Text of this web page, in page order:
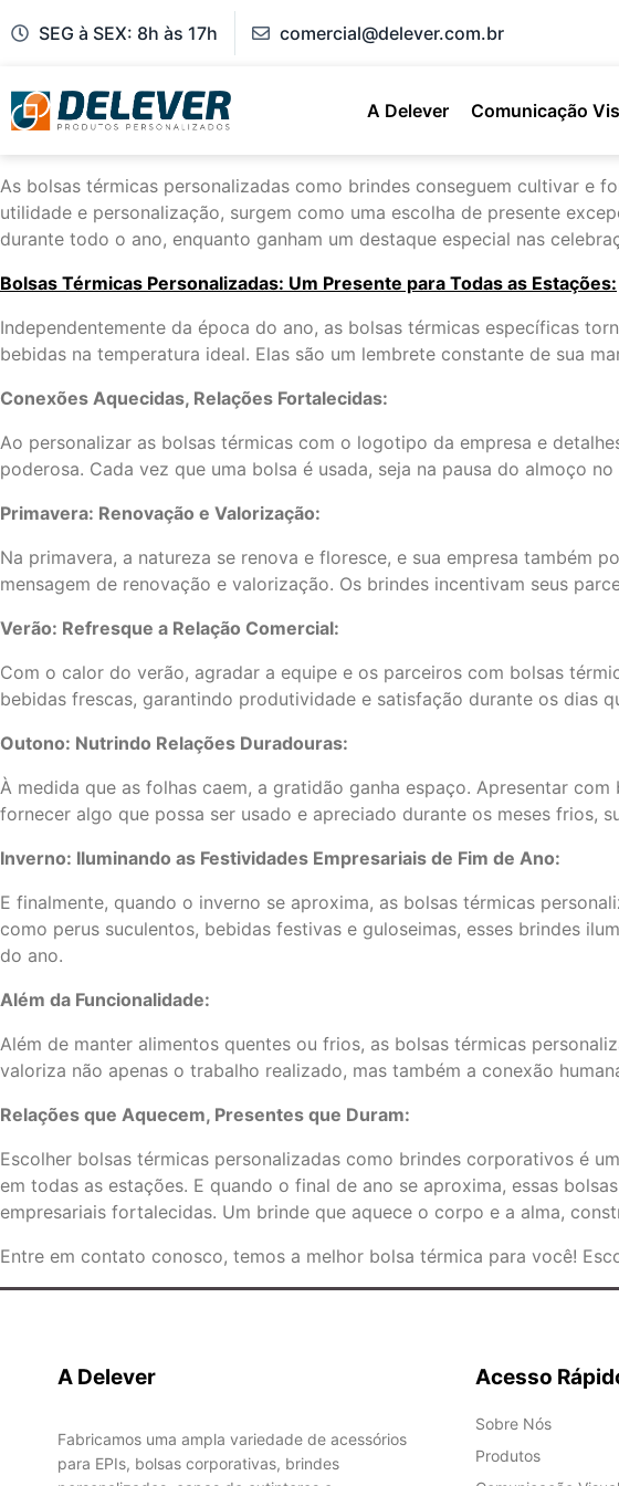
SEG à SEX: 8h às 17h comercial@delever.com.br
A Delever Comunicação
As bolsas térmicas personalizadas como brindes conseguem cultivar e
utilidade e personalização, surgem como uma escolha de presente
durante todo o ano, enquanto ganham um destaque especial nas
Bolsas Térmicas Personalizadas: Um Presente para Todas as Estações:
Independentemente da época do ano, as bolsas térmicas específicas
bebidas na temperatura ideal. Elas são um lembrete constante de sua
Conexões Aquecidas, Relações Fortalecidas:
Ao personalizar as bolsas térmicas com o logotipo da empresa e
poderosa. Cada vez que uma bolsa é usada, seja na pausa do almoço
Primavera: Renovação e Valorização:
Na primavera, a natureza se renova e floresce, e sua empresa também
mensagem de renovação e valorização. Os brindes incentivam seus
Verão: Refresque a Relação Comercial:
Com o calor do verão, agradar a equipe e os parceiros com bolsas
bebidas frescas, garantindo produtividade e satisfação durante os dias
Outono: Nutrindo Relações Duradouras:
À medida que as folhas caem, a gratidão ganha espaço. Apresentar
fornecer algo que possa ser usado e apreciado durante os meses frios,
Inverno: Iluminando as Festividades Empresariais de Fim de Ano:
E finalmente, quando o inverno se aproxima, as bolsas térmicas
como perus suculentos, bebidas festivas e guloseimas, esses brindes
do ano.
Além da Funcionalidade:
Além de manter alimentos quentes ou frios, as bolsas térmicas
valoriza não apenas o trabalho realizado, mas também a conexão
Relações que Aquecem, Presentes que Duram:
Escolher bolsas térmicas personalizadas como brindes corporativos é
em todas as estações. E quando o final de ano se aproxima, essas
empresariais fortalecidas. Um brinde que aquece o corpo e a alma,
Entre em contato conosco, temos a melhor bolsa térmica para você!
A Delever
Fabricamos uma ampla variedade de acessórios
para EPIs, bolsas corporativas, brindes
Acesso
Sobre Nós
Produtos